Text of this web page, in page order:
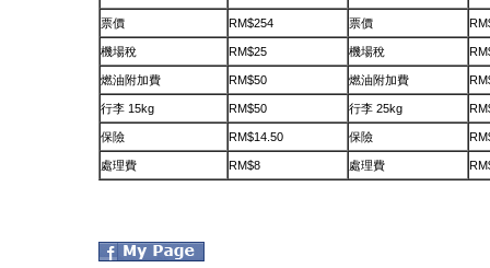
票價 RM$254 票價
機場稅 RM$25 機場稅
燃油附加費 RM$50 燃油附加費
行李 15kg RM$50 行李 25kg
保險 RM$14.50 保險
處理費 RM$8 處理費